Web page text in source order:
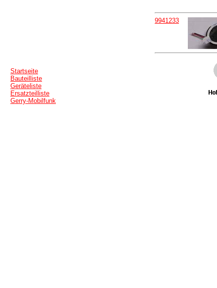
9941233
Startseite
Bauteilliste
Geräteliste
Ersatzteilliste
Gerry-Mobilfunk